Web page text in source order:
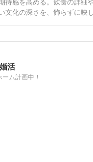
待感を高める。飲食の詳
文化の深さを、飾らずに映
活
ム計画中！